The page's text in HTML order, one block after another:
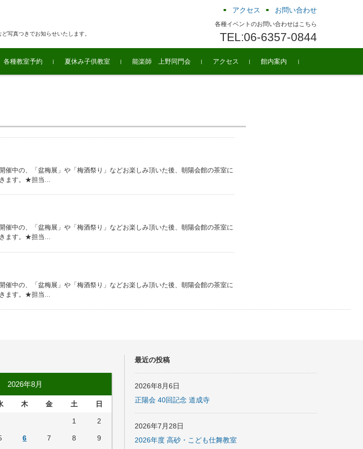
写真つきでお知らせいたします。
アクセス お問い合わせ
各種イベントのお問い合わせはこちら
TEL:06-6357-0844
各種教室予約 夏休み子供教室 能楽師 上野同門会 アクセス 館内案内
中の、「盆梅展」や「梅酒祭り」などお楽しみ頂いた後、朝陽会館の茶室に
ます。★担当...
中の、「盆梅展」や「梅酒祭り」などお楽しみ頂いた後、朝陽会館の茶室に
ます。★担当...
中の、「盆梅展」や「梅酒祭り」などお楽しみ頂いた後、朝陽会館の茶室に
ます。★担当...
2026年8月
木 金 土 日
1 2
6 7 8 9
最近の投稿
2026年8月6日
正陽会 40回記念 道成寺
2026年7月28日
2026年度 高砂・こども仕舞教室